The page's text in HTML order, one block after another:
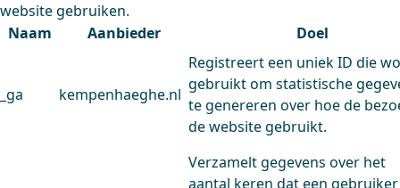
website gebruiken.
Naam
Aanbieder Doel
_ga kempenhaeghe.nl
Registreert een uniek ID die
gebruikt om statistische
te genereren over hoe de
de website gebruikt.
Verzamelt gegevens over het
aantal keren dat een